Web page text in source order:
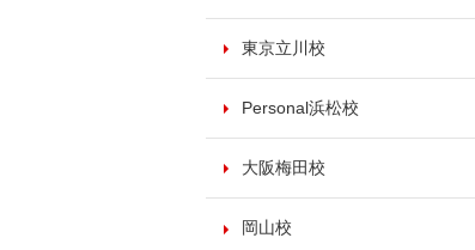
東京立川校
Personal浜松校
大阪梅田校
岡山校